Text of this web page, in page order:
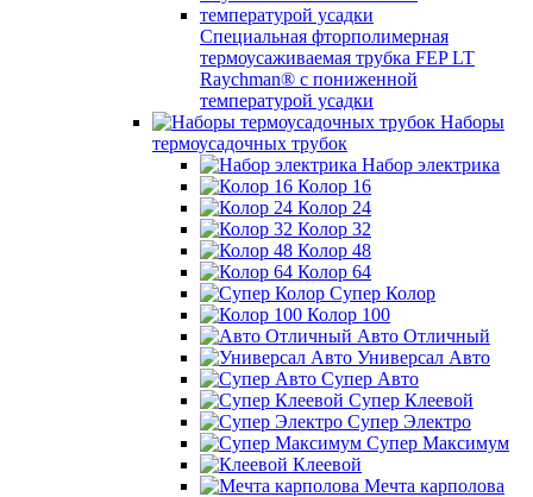
Специальная фторполимерная
термоусаживаемая трубка FEP LT
Raychman® с пониженной
температурой усадки
Наборы
термоусадочных трубок
Набор электрика
Колор 16
Колор 24
Колор 32
Колор 48
Колор 64
Супер Колор
Колор 100
Авто Отличный
Универсал Авто
Супер Авто
Супер Клеевой
Супер Электро
Супер Максимум
Клеевой
Мечта карполова